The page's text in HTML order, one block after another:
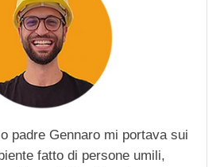
padre Gennaro mi portava sui
fatto di persone umili,